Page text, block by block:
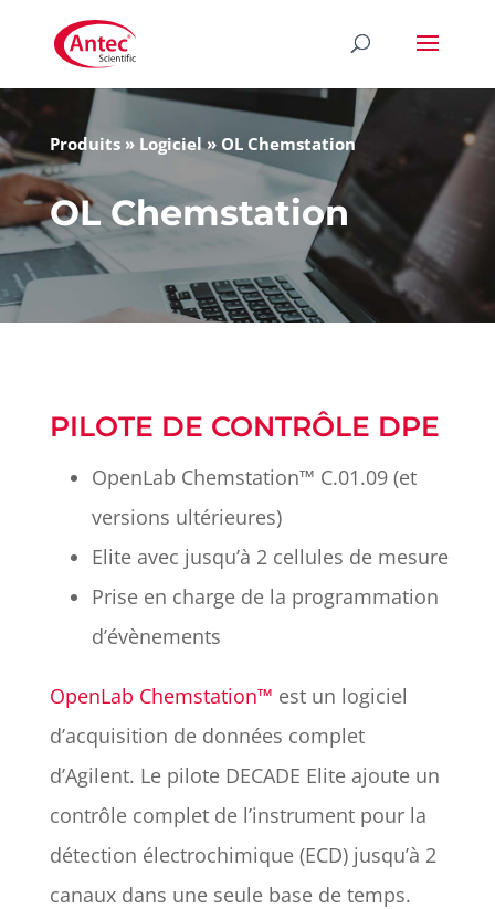
Produits» Logiciel» OL Chemstation
OL Chemstation
PILOTE DE CONTRÔLE DPE
OpenLab Chemstation™ C.01.09 (et
versions ultérieures)
Elite avec jusqu’à 2 cellules de mesure
Prise en charge de la programmation
d’évènements
OpenLab Chemstation™ est un logiciel
d’acquisition de données complet
d’Agilent. Le pilote DECADE Elite ajoute un
contrôle complet de l’instrument pour la
détection électrochimique (ECD) jusqu’à 2
canaux dans une seule base de temps.